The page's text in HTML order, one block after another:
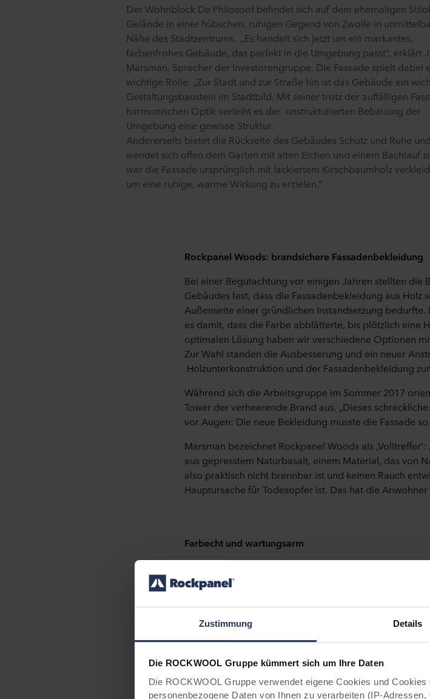
Zustimmung Details
Die ROCKWOOL Gruppe kümmert sich um Ihre Daten
Die ROCKWOOL Gruppe verwendet eigene Cookies und
personenbezogene Daten von Ihnen zu verarbeiten (IP-
Der Wohnblock De Philosoof befindet sich auf dem ehemaligen
Gelände in einer hübschen, ruhigen Gegend von Zwolle in
Nähe des Stadtzentrums. „Es handelt sich jetzt um ein markantes,
farbenfrohes Gebäude, das perfekt in die Umgebung passt“, erklärt
Marsman, Sprecher der Investorengruppe. Die Fassade spielt dabei
wichtige Rolle. „Zur Stadt und zur Straße hin ist das Gebäude ein
Gestaltungsbaustein im Stadtbild. Mit seiner trotz der auffälligen
harmonischen Optik verleiht es der unstrukturierten Bebauung der
Umgebung eine gewisse Struktur.
Andererseits bietet die Rückseite des Gebäudes Schutz und Ruhe und
wendet sich offen dem Garten mit alten Eichen und einem Bachlauf
war die Fassade ursprünglich mit lackiertem Kirschbaumholz
um eine ruhige, warme Wirkung zu erzielen.“
Rockpanel Woods: brandsichere Fassadenbekleidung
Bei einer Begutachtung vor einigen Jahren stellten die
Gebäudes fest, dass die Fassadenbekleidung aus Holz
Außenseite einer gründlichen Instandsetzung
es damit, dass die Farbe abblätterte, bis plötzlich eine
optimalen Lösung haben wir verschiedene Optionen
Zur Wahl standen die Ausbesserung und ein neuer
Holzunterkonstruktion und der Fassadenbekleidung
Während sich die Arbeitsgruppe im Sommer 2017
Tower der verheerende Brand aus. „Dieses
vor Augen: Die neue Bekleidung musste die Fassade
Marsman bezeichnet Rockpanel Woods als
aus gepresstem Naturbasalt, einem Material, das von
also praktisch nicht brennbar ist und keinen Rauch
Hauptursache für Todesopfer ist. Das hat die
Farbecht und wartungsarm
Originalfarbigkeit der Holzverkleidung so nahe wie
erhältlich. Nach einer kurzen Suche und Rücksprache
Woods Cherry, einem fast identischen Farbton wie
offensichtlich wichtiger Aspekt: Rockpanel
die Fassade machen müssen.“
Einfach zu montierende Bekleidung